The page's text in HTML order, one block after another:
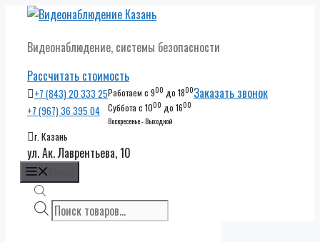
Перейти
содержимому
Видеонаблюдение, системы безопасности
Рассчитать стоимость
+7 (843) 20 333 25
+7 (967) 36 395 04
Работаем с 900 до 1800
Суббота с 1000 до 1600
Воскресенье - Выходной
Заказать звонок
г. Казань
ул. Ак. Лаврентьева, 10
Поиск
товаров